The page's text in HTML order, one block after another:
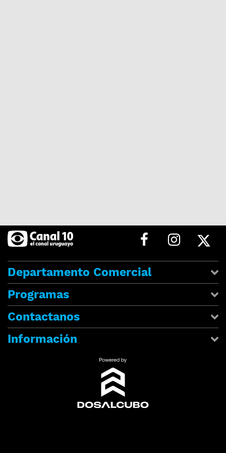
Departamento Comercial
Programas
Contactanos
Información